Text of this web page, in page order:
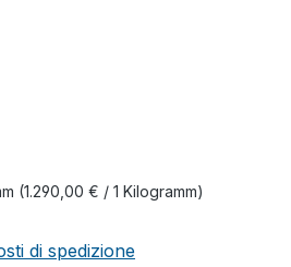
(1.290,00 € / 1 Kilogramm)
di spedizione